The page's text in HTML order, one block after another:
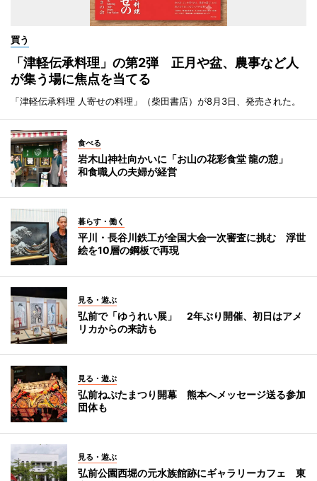
買う
「津軽伝承料理」の第2弾 正月や盆、農事など人
が集う場に焦点を当てる
「津軽伝承料理 人寄せの料理」（柴田書店）が8月3日、発売された。
食べる
岩木山神社向かいに「お山の花彩食堂 龍の憩」
和食職人の夫婦が経営
暮らす・働く
平川・長谷川鉄工が全国大会一次審査に挑む 浮世
絵を10層の鋼板で再現
見る・遊ぶ
弘前で「ゆうれい展」 2年ぶり開催、初日はアメ
リカからの来訪も
見る・遊ぶ
弘前ねぷたまつり開幕 熊本へメッセージ送る参加
団体も
見る・遊ぶ
弘前公園西堀の元水族館跡にギャラリーカフェ 東